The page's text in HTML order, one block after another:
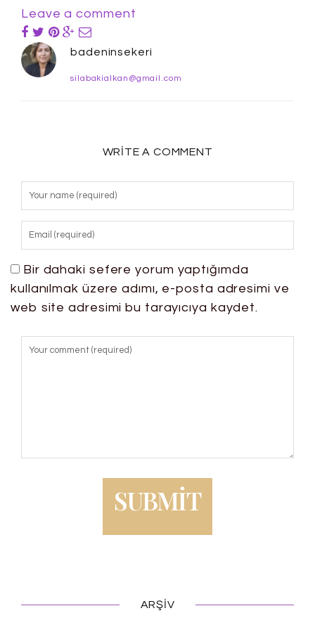
Leave a comment
badeninsekeri
silabakialkan@gmail.com
WRITE A COMMENT
Bir dahaki sefere yorum yaptığımda
kullanılmak üzere adımı, e-posta adresimi ve
web site adresimi bu tarayıcıya kaydet.
ARŞIV